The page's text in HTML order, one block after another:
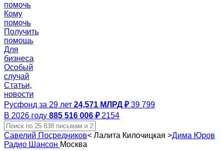
помочь
Кому
помочь
Получить
помощь
Для
бизнеса
Особый
случай
Статьи,
новости
Русфонд за 29 лет 24,571 МЛРД ₽ 39 799
В 2026 году 885 516 006 ₽ 2154
Савелий Посредников< Лалита Килочицкая >Дима Юров
Радио Шансон Москва